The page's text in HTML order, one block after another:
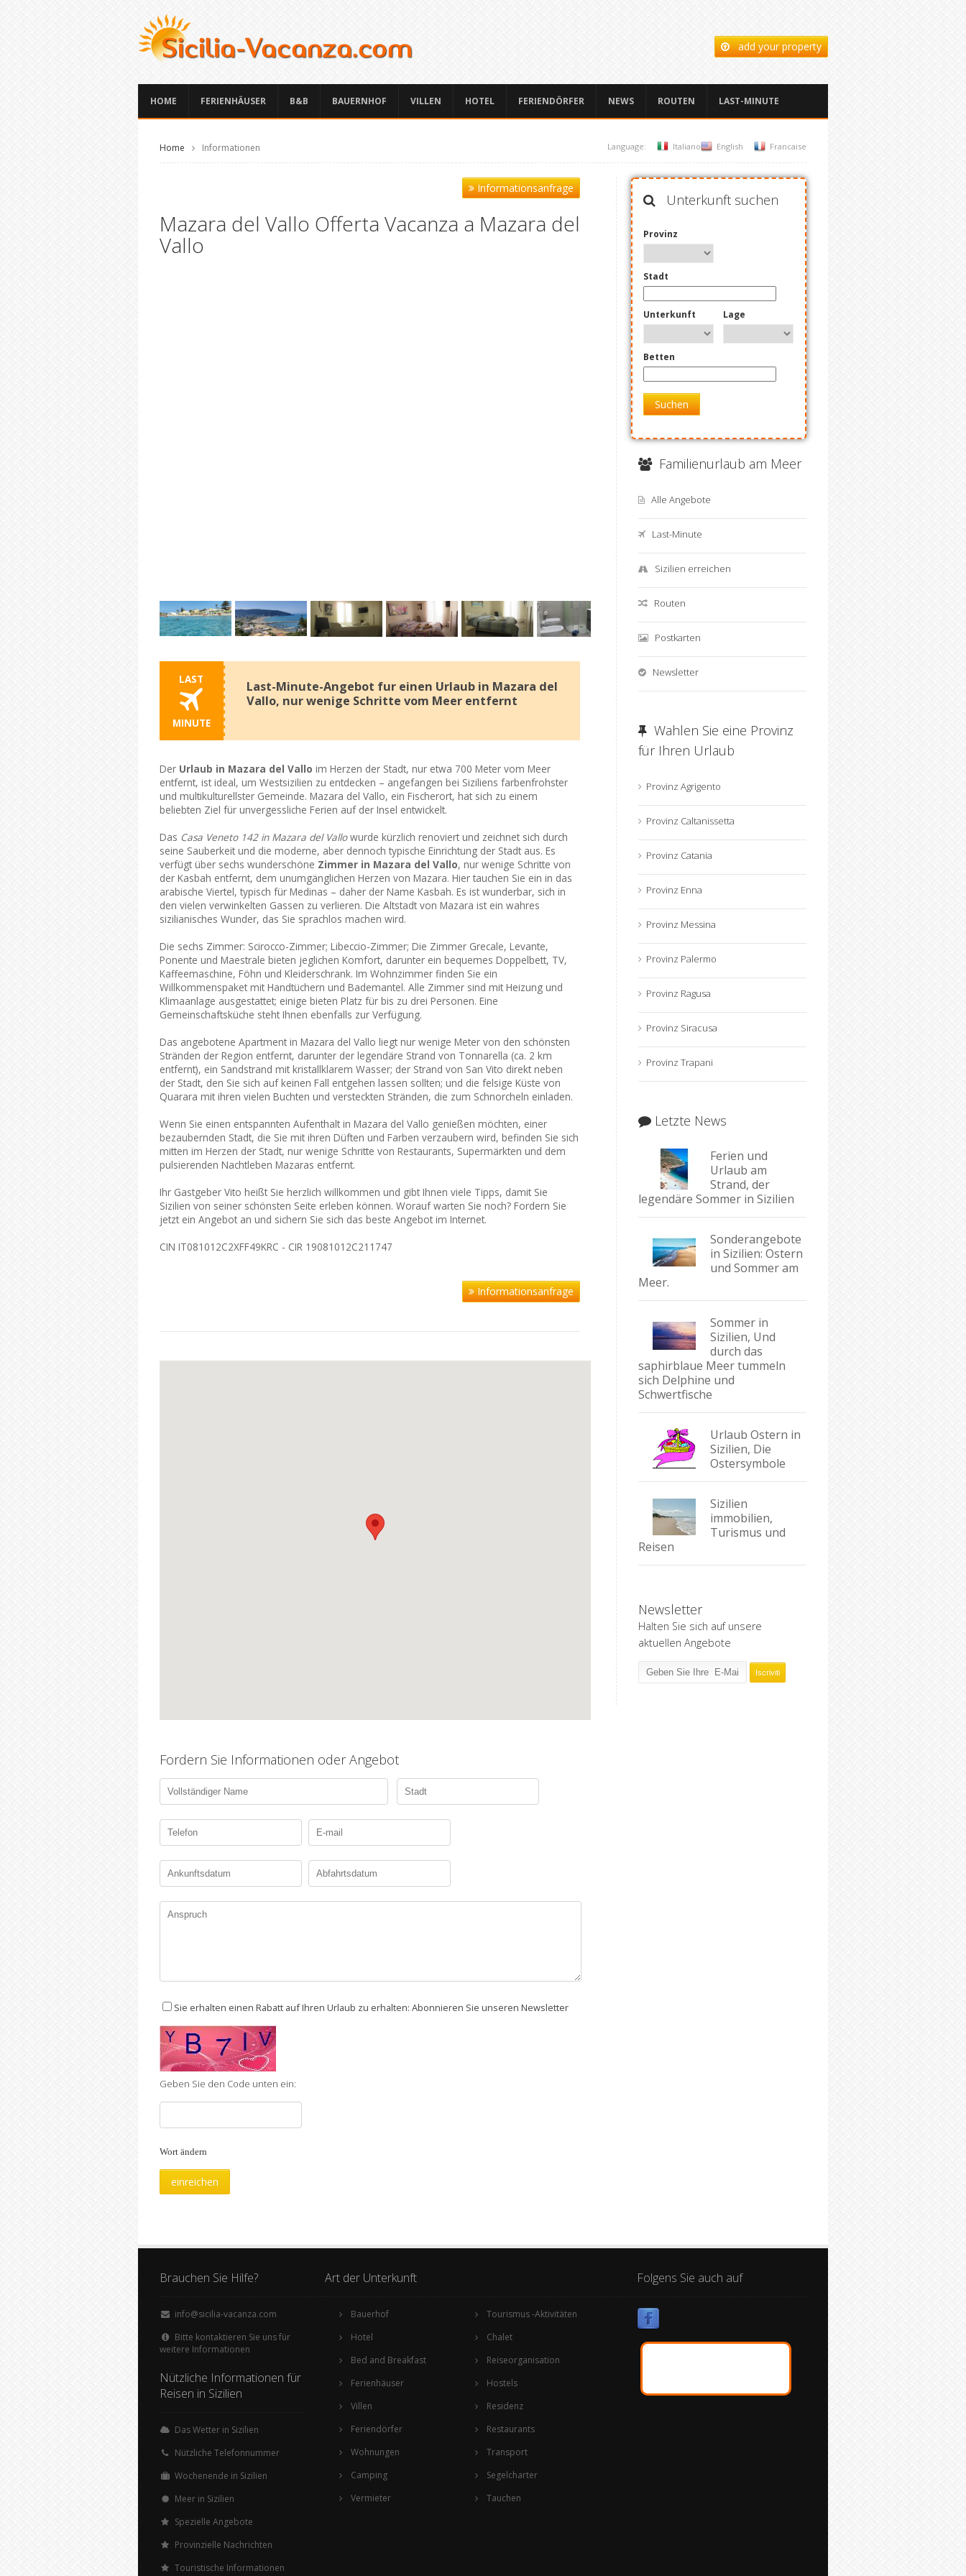
add your property
HOME FERIENHÄUSER B&B BAUERNHOF VILLEN HOTEL FERIENDÖRFER NEWS ROUTEN LAST-MINUTE
Home Informationen Language: Italiano English Francaise
Informationsanfrage
Mazara del Vallo Offerta Vacanza a Mazara del
Vallo
LAST
MINUTE
Last-Minute-Angebot fur einen Urlaub in Mazara del
Vallo, nur wenige Schritte vom Meer entfernt
Der Urlaub in Mazara del Vallo im Herzen der Stadt, nur etwa 700 Meter vom Meer
entfernt, ist ideal, um Westsizilien zu entdecken – angefangen bei Siziliens farbenfrohster
und multikulturellster Gemeinde. Mazara del Vallo, ein Fischerort, hat sich zu einem
beliebten Ziel für unvergessliche Ferien auf der Insel entwickelt.
Das Casa Veneto 142 in Mazara del Vallowurde kürzlich renoviert und zeichnet sich durch
seine Sauberkeit und die moderne, aber dennoch typische Einrichtung der Stadt aus. Es
verfügt über sechs wunderschöne Zimmer in Mazara del Vallo, nur wenige Schritte von
der Kasbah entfernt, dem unumgänglichen Herzen von Mazara. Hier tauchen Sie ein in das
arabische Viertel, typisch für Medinas – daher der Name Kasbah. Es ist wunderbar, sich in
den vielen verwinkelten Gassen zu verlieren. Die Altstadt von Mazara ist ein wahres
sizilianisches Wunder, das Sie sprachlos machen wird.
Die sechs Zimmer: Scirocco-Zimmer; Libeccio-Zimmer; Die Zimmer Grecale, Levante,
Ponente und Maestrale bieten jeglichen Komfort, darunter ein bequemes Doppelbett, TV,
Kaffeemaschine, Föhn und Kleiderschrank. Im Wohnzimmer finden Sie ein
Willkommenspaket mit Handtüchern und Bademantel. Alle Zimmer sind mit Heizung und
Klimaanlage ausgestattet; einige bieten Platz für bis zu drei Personen. Eine
Gemeinschaftsküche steht Ihnen ebenfalls zur Verfügung.
Das angebotene Apartment in Mazara del Vallo liegt nur wenige Meter von den schönsten
Stränden der Region entfernt, darunter der legendäre Strand von Tonnarella (ca. 2 km
entfernt), ein Sandstrand mit kristallklarem Wasser; der Strand von San Vito direkt neben
der Stadt, den Sie sich auf keinen Fall entgehen lassen sollten; und die felsige Küste von
Quarara mit ihren vielen Buchten und versteckten Stränden, die zum Schnorcheln einladen.
Wenn Sie einen entspannten Aufenthalt in Mazara del Vallo genießen möchten, einer
bezaubernden Stadt, die Sie mit ihren Düften und Farben verzaubern wird, befinden Sie sich
mitten im Herzen der Stadt, nur wenige Schritte von Restaurants, Supermärkten und dem
pulsierenden Nachtleben Mazaras entfernt.
Ihr Gastgeber Vito heißt Sie herzlich willkommen und gibt Ihnen viele Tipps, damit Sie
Sizilien von seiner schönsten Seite erleben können. Worauf warten Sie noch? Fordern Sie
jetzt ein Angebot an und sichern Sie sich das beste Angebot im Internet.
CIN IT081012C2XFF49KRC - CIR 19081012C211747
Informationsanfrage
Fordern Sie Informationen oder Angebot
Sie erhalten einen Rabatt auf Ihren Urlaub zu erhalten: Abonnieren Sie unseren Newsletter
Geben Sie den Code unten ein:
Wort ändern
Unterkunft suchen
Provinz
Stadt
Unterkunft Lage
Betten
Suchen
Familienurlaub am Meer
Alle Angebote
Last-Minute
Sizilien erreichen
Routen
Postkarten
Newsletter
Wahlen Sie eine Provinz
für Ihren Urlaub
Provinz Agrigento
Provinz Caltanissetta
Provinz Catania
Provinz Enna
Provinz Messina
Provinz Palermo
Provinz Ragusa
Provinz Siracusa
Provinz Trapani
Letzte News
Ferien und
Urlaub am
Strand, der
legendäre Sommer in Sizilien
Sonderangebote
in Sizilien: Ostern
und Sommer am
Meer.
Sommer in
Sizilien, Und
durch das
saphirblaue Meer tummeln
sich Delphine und
Schwertfische
Urlaub Ostern in
Sizilien, Die
Ostersymbole
Sizilien
immobilien,
Turismus und
Reisen
Newsletter
Halten Sie sich auf unsere
aktuellen Angebote
Brauchen Sie Hilfe?
info@sicilia-vacanza.com
Bitte kontaktieren Sie uns für
weitere Informationen
Nützliche Informationen für
Reisen in Sizilien
Das Wetter in Sizilien
Nützliche Telefonnummer
Wochenende in Sizilien
Meer in Sizilien
Spezielle Angebote
Provinzielle Nachrichten
Touristische Informationen
Art der Unterkunft
Bauerhof
Hotel
Bed and Breakfast
Ferienhäuser
Villen
Feriendörfer
Wohnungen
Camping
Vermieter
Tourismus -Aktivitäten
Chalet
Reiseorganisation
Hostels
Residenz
Restaurants
Transport
Segelcharter
Tauchen
Folgens Sie auch auf